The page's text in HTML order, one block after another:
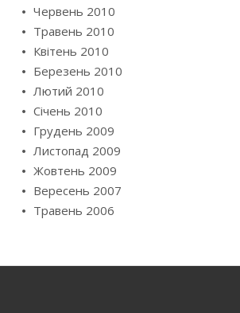
Червень 2010
Травень 2010
Квітень 2010
Березень 2010
Лютий 2010
Січень 2010
Грудень 2009
Листопад 2009
Жовтень 2009
Вересень 2007
Травень 2006